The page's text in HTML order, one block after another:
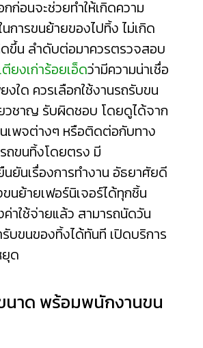
ก่อนจะช่วยทำให้เกิดความ
การขนย้ายของไปทิ้ง ไม่เกิด
ขึ้น ลำดับต่อมาควรตรวจสอบ
ตียงเก่าร้อยเอ็ดว่ามีความน่าเชื่อ
งใด ควรเลือกใช้งานรถรับขน
วชาญ รับผิดชอบ โดยดูได้จาก
เพจต่างๆ หรือติดต่อกับทาง
รถขนทิ้งโดยตรง มี
ยันเรื่องการทำงาน อัธยาศัยดี
นย้ายเฟอร์นิเจอร์ได้ทุกชิ้น
ค่าใช้จ่ายแล้ว สามารถนัดวัน
รับขนของทิ้งได้ทันที เปิดบริการ
ยุด
นาด พร้อมพนักงานขน